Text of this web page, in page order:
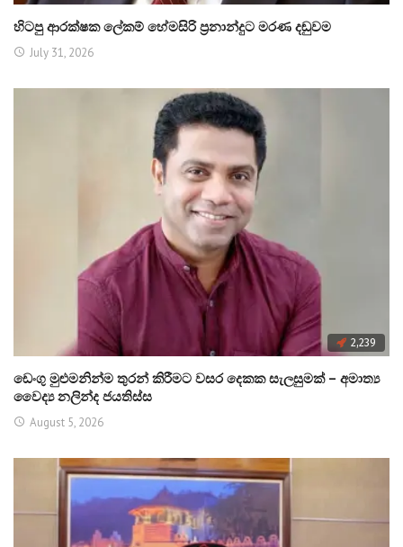
හිටපු ආරක්ෂක ලේකම් හේමසිරි ප්‍රනාන්දුට මරණ දඬුවම
July 31, 2026
2,239
ඩෙංගු මුළුමනින්ම තුරන් කිරීමට වසර දෙකක සැලසුමක් – අමාත්‍ය
වෛද්‍ය නලින්ද ජයතිස්ස
August 5, 2026